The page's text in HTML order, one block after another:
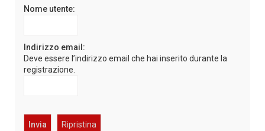
Nome utente:
Indirizzo email:
Deve essere l’indirizzo email che hai inserito durante la
registrazione.